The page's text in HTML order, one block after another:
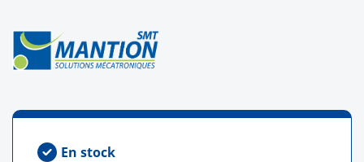
En stock